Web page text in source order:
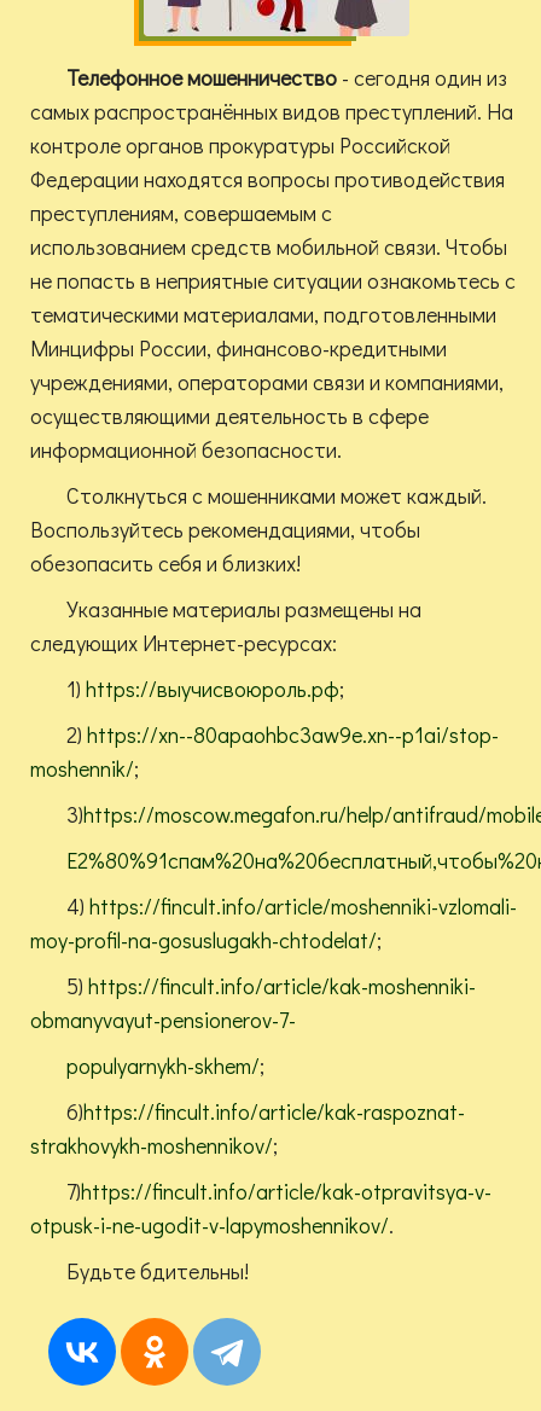
Телефонноемошенничество - сегодня один из
самых распространённых видов преступлений. На
контроле органов прокуратуры Российской
Федерации находятся вопросы противодействия
преступлениям, совершаемым с
использованием средств мобильной связи. Чтобы
не попасть в неприятные ситуации ознакомьтесь с
тематическими материалами, подготовленными
Минцифры России, финансово-кредитными
учреждениями, операторами связи и компаниями,
осуществляющими деятельность в сфере
информационной безопасности.
Столкнуться с мошенниками может каждый.
Воспользуйтесь рекомендациями, чтобы
обезопасить себя и близких!
Указанные материалы размещены на
следующих Интернет-ресурсах:
1) https://выучисвоюроль.рф;
2) https://xn--80apaohbc3aw9e.xn--p1ai/stop-
moshennik/;
3)https://moscow.megafon.ru/help/antifraud/
4) https://fincult.info/article/moshenniki-vzlomali-
moy-profil-na-gosuslugakh-chtodelat/;
5) https://fincult.info/article/kak-moshenniki-
obmanyvayut-pensionerov-7-
populyarnykh-skhem/;
6)https://fincult.info/article/kak-raspoznat-
strakhovykh-moshennikov/;
7)https://fincult.info/article/kak-otpravitsya-v-
otpusk-i-ne-ugodit-v-lapymoshennikov/.
Будьте бдительны!